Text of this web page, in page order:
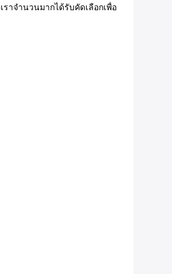
าจำนวนมากได้รับคัดเลือกเพื่อ